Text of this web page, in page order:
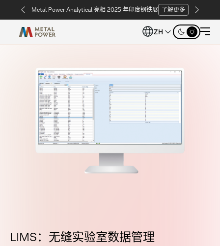
Metal Power Analytical 亮相 2025 年印度钢铁展 了解更多
ZH
LIMS： 无缝实验室数据管理